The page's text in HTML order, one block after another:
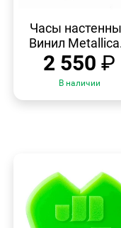
Часы
Винил
2 550 ₽
В наличии